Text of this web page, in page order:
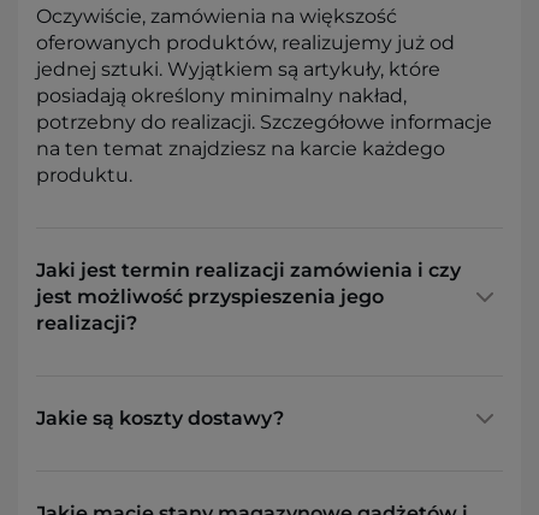
Oczywiście, zamówienia na większość
oferowanych produktów, realizujemy już od
jednej sztuki. Wyjątkiem są artykuły, które
posiadają określony minimalny nakład,
potrzebny do realizacji. Szczegółowe informacje
na ten temat znajdziesz na karcie każdego
produktu.
Jaki jest termin realizacji zamówienia i czy
jest możliwość przyspieszenia jego
realizacji?
Jakie są koszty dostawy?